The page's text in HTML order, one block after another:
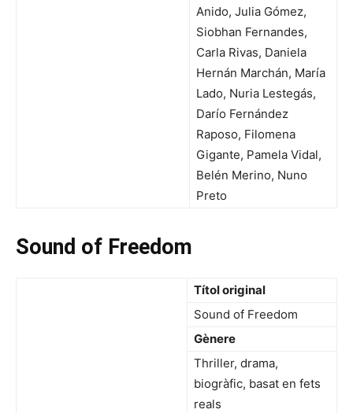
Anido, Julia Gómez,
Siobhan Fernandes,
Carla Rivas, Daniela
Hernán Marchán, María
Lado, Nuria Lestegás,
Darío Fernández
Raposo, Filomena
Gigante, Pamela Vidal,
Belén Merino, Nuno
Preto
Sound of Freedom
Títol original
Sound of Freedom
Gènere
Thriller, drama,
biogràfic, basat en fets
reals